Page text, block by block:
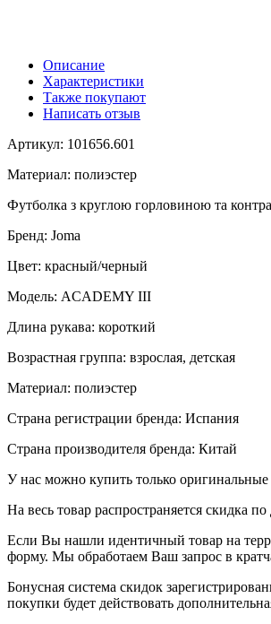
Описание
Характеристики
Также покупают
Написать отзыв
Артикул: 101656.601
Материал: полиэстер
Футболка з круглою горловиною та
Бренд: Joma
Цвет: красный/черный
Модель: ACADEMY III
Длина рукава: короткий
Возрастная группа: взрослая, детская
Материал: полиэстер
Страна регистрации бренда: Испания
Страна производителя бренда: Китай
У нас можно купить только
На весь товар распространяется скидка
Если Вы нашли идентичный товар на
форму. Мы обработаем Ваш запрос в
Бонусная система скидок
покупки будет действовать